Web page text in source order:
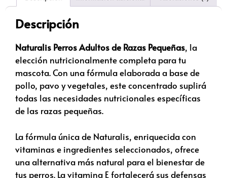
Descripción
Naturalis Perros Adultos de Razas Pequeñas, la
elección nutricionalmente completa para tu
mascota. Con una fórmula elaborada a base de
pollo, pavo y vegetales, este concentrado suplirá
todas las necesidades nutricionales específicas
de las razas pequeñas.
La fórmula única de Naturalis, enriquecida con
vitaminas e ingredientes seleccionados, ofrece
una alternativa más natural para el bienestar de
tus perros. La vitamina E fortalecerá sus defensas